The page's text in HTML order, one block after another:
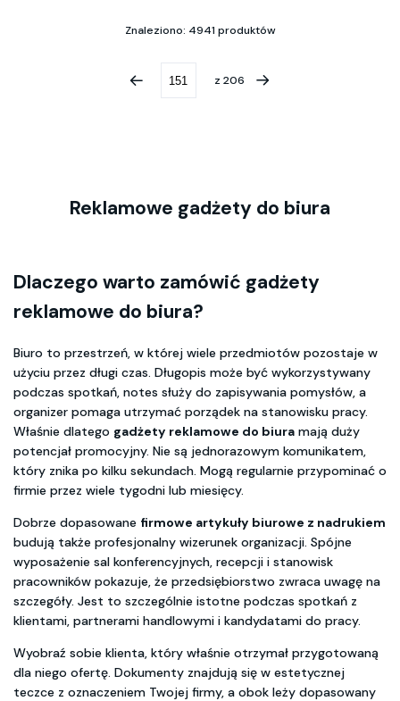
Znaleziono: 4941 produktów
z 206
Reklamowe gadżety do biura
Dlaczego warto zamówić gadżety
reklamowe do biura?
Biuro to przestrzeń, w której wiele przedmiotów pozostaje w
użyciu przez długi czas. Długopis może być wykorzystywany
podczas spotkań, notes służy do zapisywania pomysłów, a
organizer pomaga utrzymać porządek na stanowisku pracy.
Właśnie dlatego gadżety reklamowe do biura mają duży
potencjał promocyjny. Nie są jednorazowym komunikatem,
który znika po kilku sekundach. Mogą regularnie przypominać o
firmie przez wiele tygodni lub miesięcy.
Dobrze dopasowane firmowe artykuły biurowe z nadrukiem
budują także profesjonalny wizerunek organizacji. Spójne
wyposażenie sal konferencyjnych, recepcji i stanowisk
pracowników pokazuje, że przedsiębiorstwo zwraca uwagę na
szczegóły. Jest to szczególnie istotne podczas spotkań z
klientami, partnerami handlowymi i kandydatami do pracy.
Wyobraź sobie klienta, który właśnie otrzymał przygotowaną
dla niego ofertę. Dokumenty znajdują się w estetycznej
teczce z oznaczeniem Twojej firmy, a obok leży dopasowany